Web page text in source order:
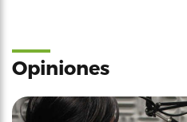
Opiniones